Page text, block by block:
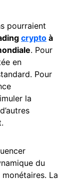
pourraient
crypto à
. Pour
en
Pour
la
du
La